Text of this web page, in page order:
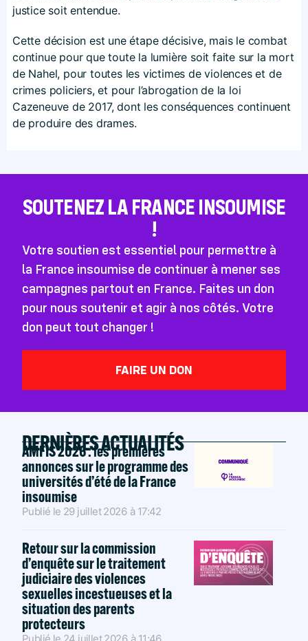
justice soit entendue.
Cette décision est une étape décisive, mais le combat
continue pour que toute la lumière soit faite sur la mort
de Nahel, pour toutes les victimes de violences et de
crimes policiers, et pour l’abrogation de la loi
Cazeneuve de 2017, dont les conséquences continuent
de produire des drames.
SOUTENEZ LA FRANCE INSOUMISE
!
Votre soutien est essentiel pour permettre à
la France insoumise de continuer à mener ses
campagnes partout en France. Faites un don
pour nous soutenir et agir à nos côtés. Votre
don peut tout changer !
FAIRE UN DON
DERNIÈRES ACTUALITÉS
AMFIS 2026 : les premières
annonces sur le programme des
universités d’été de la France
insoumise
Publié le 29 juillet 2026 à 17:42
Retour sur la commission
d’enquête sur le traitement
judiciaire des violences
sexuelles incestueuses et la
situation des parents
protecteurs